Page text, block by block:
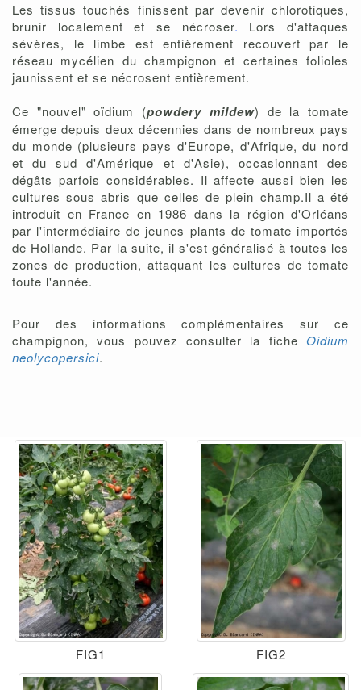
Les tissus touchés finissent par devenir chlorotiques,
brunir localement et se nécroser. Lors d'attaques
sévères, le limbe est entièrement recouvert par le
réseau mycélien du champignon et certaines folioles
jaunissent et se nécrosent entièrement.
Ce "nouvel" oïdium (powdery mildew) de la tomate
émerge depuis deux décennies dans de nombreux pays
du monde (plusieurs pays d'Europe, d'Afrique, du nord
et du sud d'Amérique et d'Asie), occasionnant des
dégâts parfois considérables. Il affecte aussi bien les
cultures sous abris que celles de plein champ.Il a été
introduit en France en 1986 dans la région d'Orléans
par l'intermédiaire de jeunes plants de tomate importés
de Hollande. Par la suite, il s'est généralisé à toutes les
zones de production, attaquant les cultures de tomate
toute l'année.
Pour des informations complémentaires sur ce
champignon, vous pouvez consulter la fiche Oidium
neolycopersici.
FIG1 FIG2